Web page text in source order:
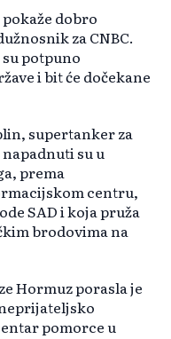
dobro
za CNBC.
potpuno
i bit će dočekane
supertanker za
su u
prema
centru,
SAD i koja pruža
brodovima na
Hormuz porasla je
pomorce u